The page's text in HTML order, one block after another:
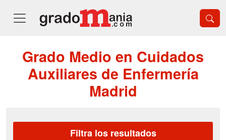
Grado Medio en Cuidados
Auxiliares de Enfermería
Madrid
Filtra los resultados